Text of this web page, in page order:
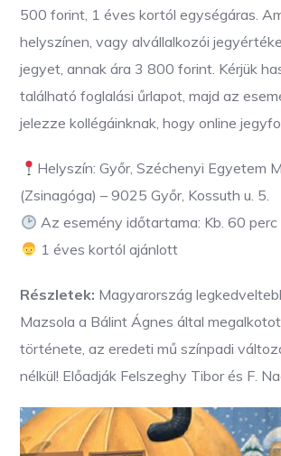
500 forint, 1 éves kortól egységáras.
helyszínen, vagy alvállalkozói
jegyet, annak ára 3 800 forint. Kérjük
található foglalási űrlapot, majd az
jelezze kollégáinknak, hogy online
Helyszín: Győr, Széchenyi Egyetem
(Zsinagóga) – 9025 Győr, Kossuth u. 5.
Az esemény időtartama: Kb. 60 perc
1 éves kortól ajánlott
Részletek: Magyarország
Mazsola a Bálint Ágnes által
története, az eredeti mű színpadi
nélkül! Előadják Felszeghy Tibor és F.